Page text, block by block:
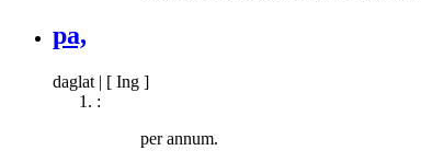
pa,
daglat | [ Ing ]
:
per annum.